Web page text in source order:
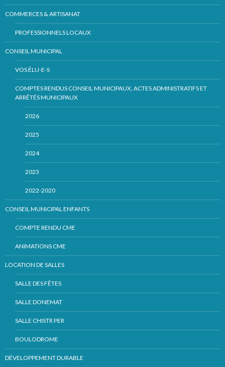
COMMERCES & ARTISANAT
PROFESSIONNELS LOCAUX
CONSEIL MUNICIPAL
VOS ÉLU-E-S
COMPTES RENDUS CONSEIL MUNICIPAUX, ACTES ADMINISTRATIFS ET
ARRÊTÉS MUNICIPAUX
2026
2025
2024
2023
2022-2020
CONSEIL MUNICIPAL ENFANTS
COMPTE RENDU CME
ANIMATIONS CME
LOCATION DE SALLES
SALLE DES FÊTES
SALLE DONEMAT
SALLE CHISTR PER
BOULODROME
DÉVELOPPEMENT DURABLE